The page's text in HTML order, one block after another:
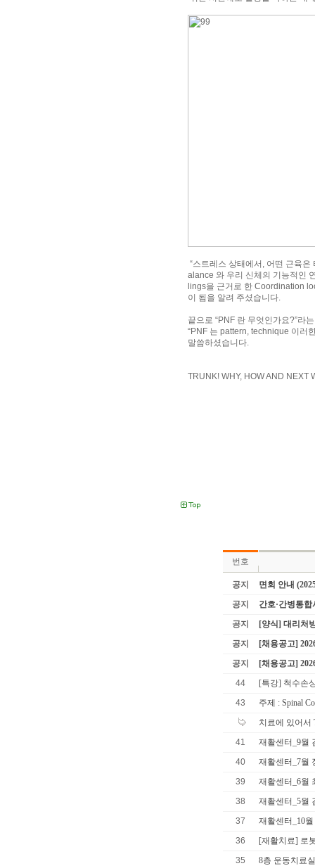
“스트레스 상태에서, 어떤 근육
alance 와 우리 신체의 기능적인
lings을 근거로 한 Coordination
이 됨을 알려 주셨습니다.
끝으로 “PNF 란 무엇인가요?”라
“PNF 는 pattern, technique 이러
말씀하셨습니다.
TRUNK! WHY, HOW AND NEXT
번호
공지
면회 안내
공지
간호·간병통
공지
[양식] 대리처
공지
[채용공고]
공지
[채용공고]
44
[특강] 척수손
43
주제 : Spinal
치료에 있어서
41
재활센터_9월
40
재활센터_7월
39
재활센터_6월
38
재활센터_5월
37
재활센터_10
36
[재활치료] 로
35
8층 운동치료